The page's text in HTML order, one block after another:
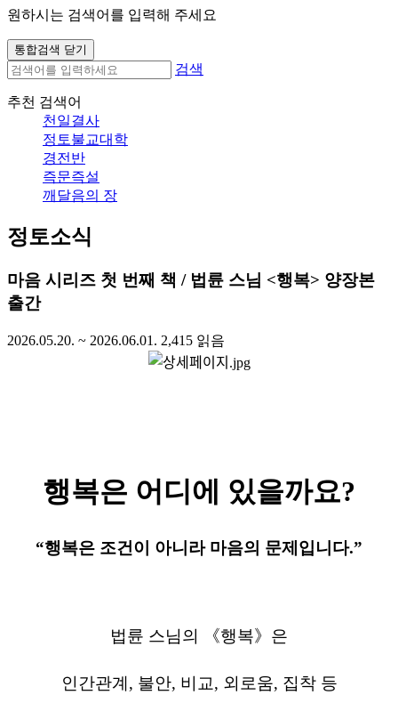
원하시는 검색어를 입력해 주세요
통합검색 닫기
검색
추천 검색어
천일결사
정토불교대학
경전반
즉문즉설
깨달음의 장
정토소식
마음 시리즈 첫 번째 책 / 법륜 스님 <행복> 양장본
출간
2026.05.20. ~ 2026.06.01. 2,415 읽음
행복은 어디에 있을까요?
“행복은 조건이 아니라 마음의 문제입니다.”
법륜 스님의 《행복》은
인간관계 , 불안, 비교, 외로움, 집착 등